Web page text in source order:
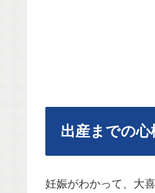
出産までの心
妊娠がわかって、大